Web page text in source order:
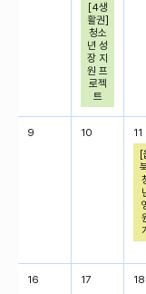
[4생
활권]
청소
년 성
장 지
원 프
로젝
트
9 10
11
[
16 17 18